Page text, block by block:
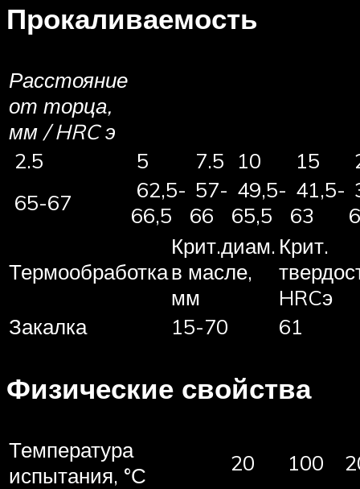
Прокаливаемость
Расстояние
от торца,
мм / HRC э
2.5
5 7.5 10 15
65-67
62,5-
66,5
57-
66
49,5-
65,5
41,5-
63
Термообработка
Крит.диам.
в масле,
мм
Крит.
HRCэ
Закалка
15-70 61
Физические свойства
Температура
испытания, °С
20 100